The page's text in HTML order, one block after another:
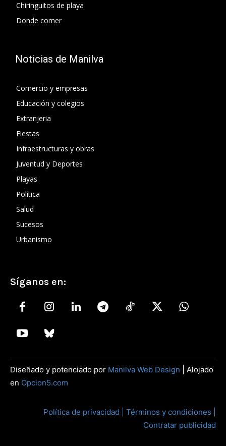
Chiringuitos de playa
Donde comer
Noticias de Manilva
Comercio y empresas
Educación y colegios
Extranjeria
Fiestas
Infraestructuras y obras
Juventud y Deportes
Playas
Política
Salud
Sucesos
Urbanismo
Síganos en:
Diseñado y potenciado por Manilva Web Design | Alojado
en Opcion5.com
Política de privacidad | Términos y condiciones |
Contratar publicidad